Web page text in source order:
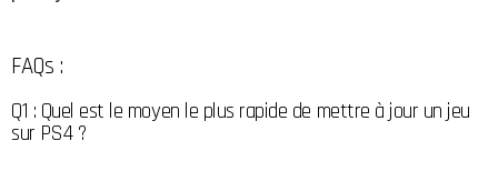
FAQs :
Q1 : Quel est le moyen le plus rapide de mettre à jour un jeu
sur PS4 ?